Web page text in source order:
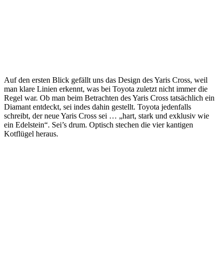
Auf den ersten Blick gefällt uns das Design des Yaris Cross, weil
man klare Linien erkennt, was bei Toyota zuletzt nicht immer die
Regel war. Ob man beim Betrachten des Yaris Cross tatsächlich ein
Diamant entdeckt, sei indes dahin gestellt. Toyota jedenfalls
schreibt, der neue Yaris Cross sei … „hart, stark und exklusiv wie
ein Edelstein“. Sei’s drum. Optisch stechen die vier kantigen
Kotflügel heraus.